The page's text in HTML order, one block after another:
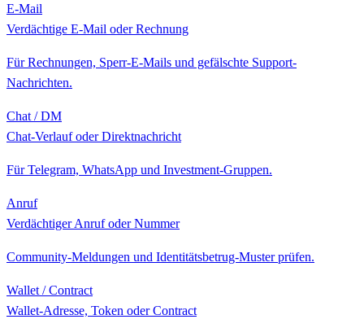
E-Mail
Verdächtige E-Mail oder Rechnung
Für Rechnungen, Sperr-E-Mails und gefälschte Support-
Nachrichten.
Chat / DM
Chat-Verlauf oder Direktnachricht
Für Telegram, WhatsApp und Investment-Gruppen.
Anruf
Verdächtiger Anruf oder Nummer
Community-Meldungen und Identitätsbetrug-Muster prüfen.
Wallet / Contract
Wallet-Adresse, Token oder Contract